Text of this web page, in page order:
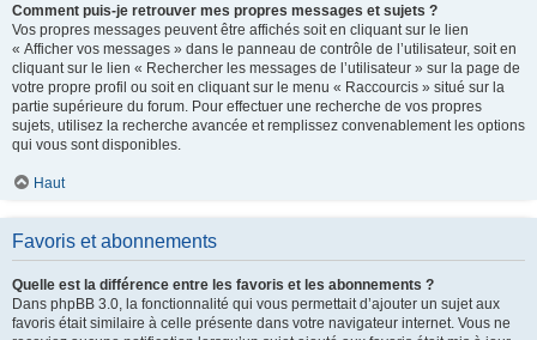
Comment puis-je retrouver mes propres messages et sujets ?
Vos propres messages peuvent être affichés soit en cliquant sur le lien
« Afficher vos messages » dans le panneau de contrôle de l’utilisateur, soit en
cliquant sur le lien « Rechercher les messages de l’utilisateur » sur la page de
votre propre profil ou soit en cliquant sur le menu « Raccourcis » situé sur la
partie supérieure du forum. Pour effectuer une recherche de vos propres
sujets, utilisez la recherche avancée et remplissez convenablement les options
qui vous sont disponibles.
Haut
Favoris et abonnements
Quelle est la différence entre les favoris et les abonnements ?
Dans phpBB 3.0, la fonctionnalité qui vous permettait d’ajouter un sujet aux
favoris était similaire à celle présente dans votre navigateur internet. Vous ne